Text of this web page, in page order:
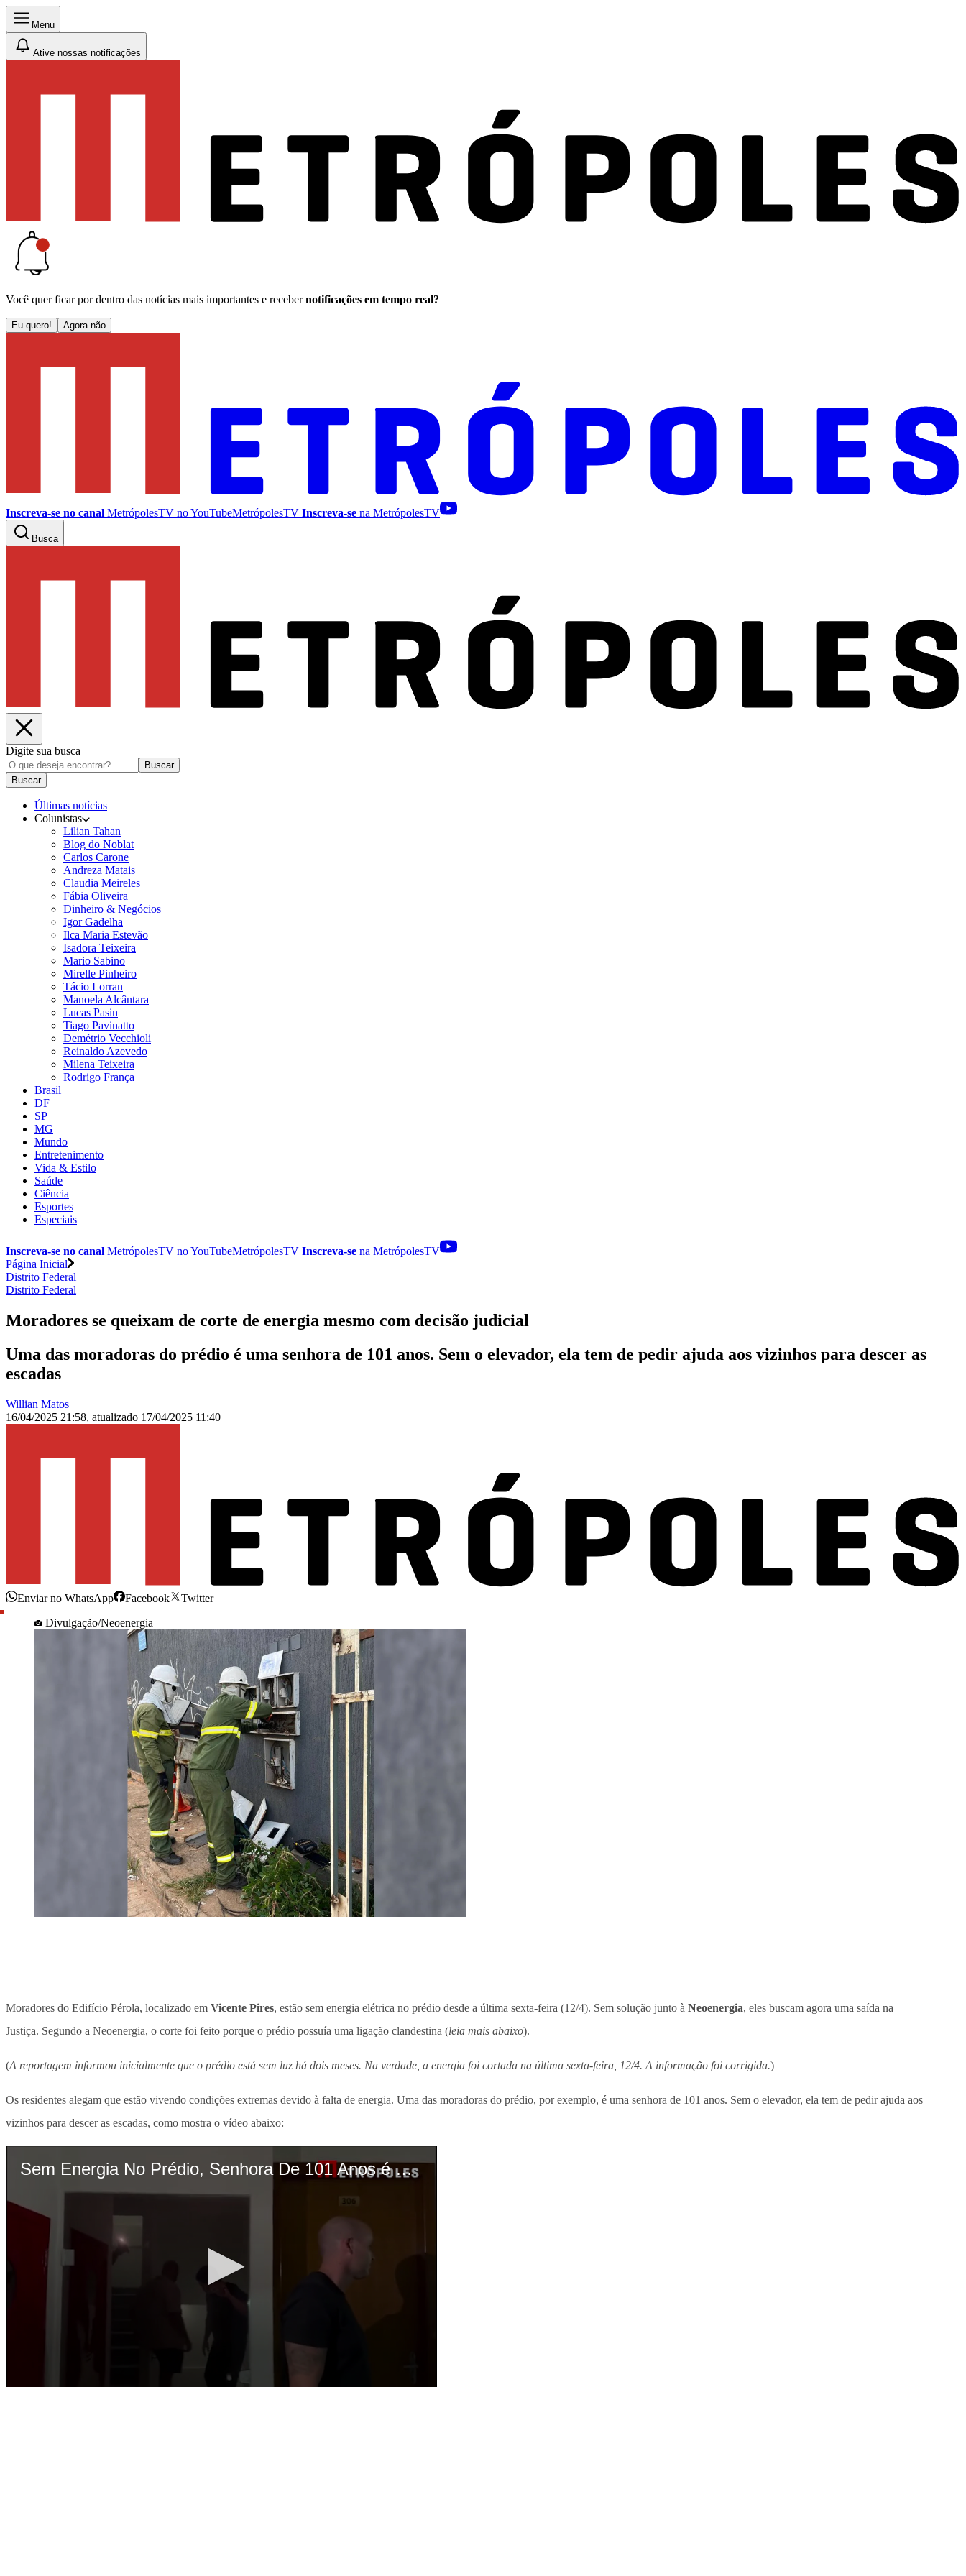
Menu
Ative nossas notificações
Você quer ficar por dentro das notícias mais importantes e receber notificações em tempo real?
Eu quero! Agora não
Inscreva-se no canal MetrópolesTV noYouTubeMetrópolesTV Inscreva-se na MetrópolesTV
Busca
Digite sua busca
Buscar
Buscar
Últimas notícias
Colunistas
Lilian Tahan
Blog do Noblat
Carlos Carone
Andreza Matais
Claudia Meireles
Fábia Oliveira
Dinheiro & Negócios
Igor Gadelha
Ilca Maria Estevão
Isadora Teixeira
Mario Sabino
Mirelle Pinheiro
Tácio Lorran
Manoela Alcântara
Lucas Pasin
Tiago Pavinatto
Demétrio Vecchioli
Reinaldo Azevedo
Milena Teixeira
Rodrigo França
Brasil
DF
SP
MG
Mundo
Entretenimento
Vida & Estilo
Saúde
Ciência
Esportes
Especiais
Inscreva-se no canal MetrópolesTV noYouTubeMetrópolesTV Inscreva-se na MetrópolesTV
Página Inicial
Distrito Federal
Distrito Federal
Moradores se queixam de corte de energia mesmo com decisão judicial
Uma das moradoras do prédio é uma senhora de 101 anos. Sem o elevador, ela tem de pedir ajuda aos vizinhos para descer as
escadas
Willian Matos
16/04/2025 21:58, atualizado 17/04/2025 11:40
Enviar no WhatsApp Facebook
Twitter
Divulgação/Neoenergia
Moradores do Edifício Pérola, localizado em Vicente Pires, estão sem energia elétrica no prédio desde a última sexta-feira (12/4). Sem solução junto à Neoenergia, eles buscam agora uma saída na
Justiça. Segundo a Neoenergia, o corte foi feito porque o prédio possuía uma ligação clandestina (leia mais abaixo).
(A reportagem informou inicialmente que o prédio está sem luz há dois meses. Na verdade, a energia foi cortada na última sexta-feira, 12/4. A informação foi corrigida.)
Os residentes alegam que estão vivendo condições extremas devido à falta de energia. Uma das moradoras do prédio, por exemplo, é uma senhora de 101 anos. Sem o elevador, ela tem de pedir ajuda aos
vizinhos para descer as escadas, como mostra o vídeo abaixo: